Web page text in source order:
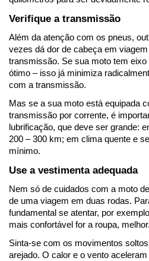
Verifique a transmissão
Além da atenção com os pneus,
vezes dá dor de cabeça em
transmissão. Se sua moto tem eixo
ótimo – isso já minimiza
com a transmissão.
Mas se a sua moto está equipada
transmissão por corrente, é
lubrificação, que deve ser grande:
200 – 300 km; em clima quente e
mínimo.
Use a vestimenta adequada
Nem só de cuidados com a moto
de uma viagem em duas rodas.
fundamental se atentar, por
mais confortável for a roupa, melhor.
Sinta-se com os movimentos
arejado. O calor e o vento